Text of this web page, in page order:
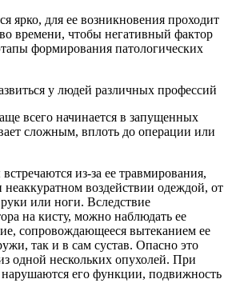
ярко, для ее возникновения проходит
времени, чтобы негативный фактор
формирования патологических
всего начинается в запущенных
сложным, вплоть до операции или
из-за ее травмирования,
неаккуратном воздействии одеждой, от
или ноги. Вследствие
на кисту, можно наблюдать ее
сопровождающееся вытеканием ее
так и в сам сустав. Опасно это
одной нескольких опухолей. При
его функции, подвижность